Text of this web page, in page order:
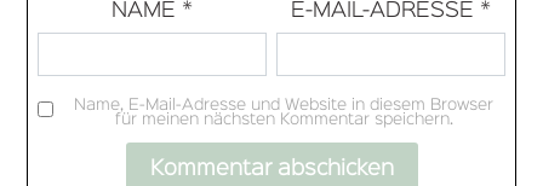
NAME * E-MAIL-ADRESSE *
Name, E-Mail-Adresse und Website in diesem Browser
für meinen nächsten Kommentar speichern.